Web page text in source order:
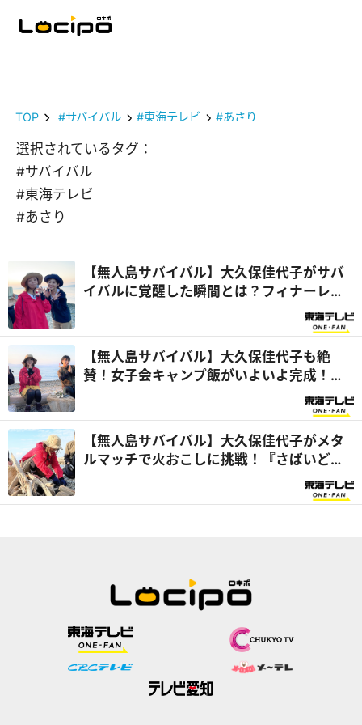
TOP #サバイバル #東海テレビ #あさり
選択されているタグ：
#サバイバル
#東海テレビ
#あさり
【無人島サバイバル】大久保佳代子がサバ
イバルに覚醒した瞬間とは？フィナーレは
夕日の絶景に感動！『さばいどるかほなん
【無人島サバイバル】大久保佳代子も絶
賛！女子会キャンプ飯がいよいよ完成！
『さばいどるかほなんのソロキャンパー養
【無人島サバイバル】大久保佳代子がメタ
ルマッチで火おこしに挑戦！『さばいどる